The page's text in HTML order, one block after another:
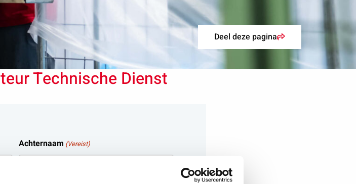
Deel deze pagina
Technische Dienst
Achternaam (Vereist)